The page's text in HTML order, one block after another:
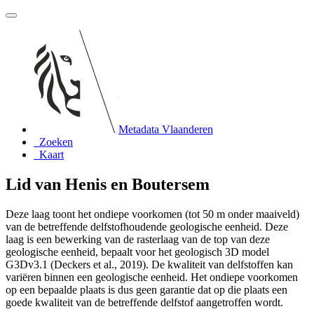
Metadata Vlaanderen
Zoeken
Kaart
Lid van Henis en Boutersem
Deze laag toont het ondiepe voorkomen (tot 50 m onder maaiveld)
van de betreffende delfstofhoudende geologische eenheid. Deze
laag is een bewerking van de rasterlaag van de top van deze
geologische eenheid, bepaalt voor het geologisch 3D model
G3Dv3.1 (Deckers et al., 2019). De kwaliteit van delfstoffen kan
variëren binnen een geologische eenheid. Het ondiepe voorkomen
op een bepaalde plaats is dus geen garantie dat op die plaats een
goede kwaliteit van de betreffende delfstof aangetroffen wordt.